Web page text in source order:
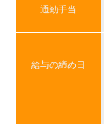
通勤手当
給与の締め日